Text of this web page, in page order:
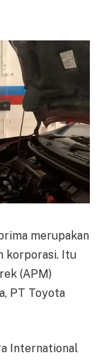
merupakan
korporasi. Itu
(APM)
PT Toyota
International